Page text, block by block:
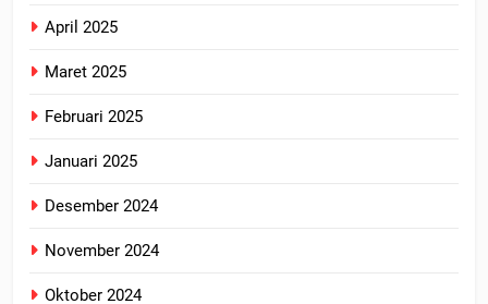
April 2025
Maret 2025
Februari 2025
Januari 2025
Desember 2024
November 2024
Oktober 2024